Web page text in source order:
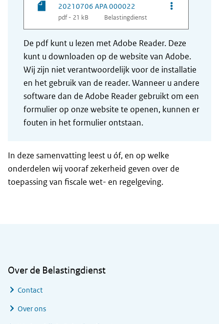
20210706 APA 000022
pdf - 21 kB Belastingdienst
Opties van
De pdf kunt u lezen met Adobe Reader. Deze
kunt u downloaden op de website van Adobe.
Wij zijn niet verantwoordelijk voor de installatie
en het gebruik van de reader. Wanneer u andere
software dan de Adobe Reader gebruikt om een
formulier op onze website te openen, kunnen er
fouten in het formulier ontstaan.
In deze samenvatting leest u óf, en op welke
onderdelen wij vooraf zekerheid geven over de
toepassing van fiscale wet- en regelgeving.
Over de Belastingdienst
Contact
Over ons